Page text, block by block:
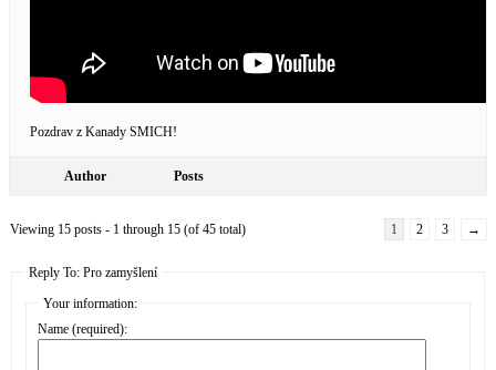
Pozdrav z Kanady SMICH!
Author Posts
Viewing 15 posts - 1 through 15 (of 45 total) 1 2 3 →
Reply To: Pro zamyšlení
Your information:
Name (required):